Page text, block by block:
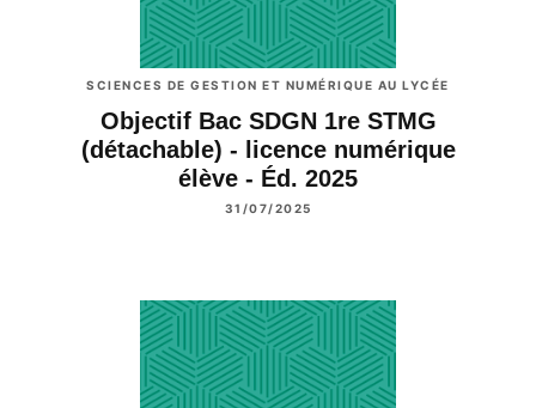
SCIENCES DE GESTION ET NUMÉRIQUE AU LYCÉE
Objectif Bac SDGN 1re STMG
(détachable) - licence numérique
élève - Éd. 2025
31/07/2025